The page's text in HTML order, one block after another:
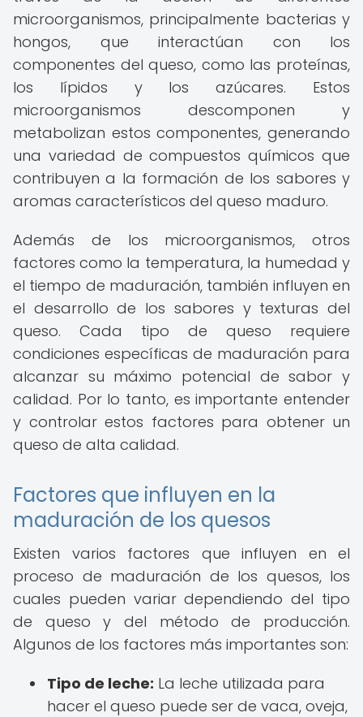
microorganismos, principalmente bacterias y
hongos, que interactúan con los
componentes del queso, como las proteínas,
los lípidos y los azúcares. Estos
microorganismos descomponen y
metabolizan estos componentes, generando
una variedad de compuestos químicos que
contribuyen a la formación de los sabores y
aromas característicos del queso maduro.
Además de los microorganismos, otros
factores como la temperatura, la humedad y
el tiempo de maduración, también influyen en
el desarrollo de los sabores y texturas del
queso. Cada tipo de queso requiere
condiciones específicas de maduración para
alcanzar su máximo potencial de sabor y
calidad. Por lo tanto, es importante entender
y controlar estos factores para obtener un
queso de alta calidad.
Factores que influyen en la
maduración de los quesos
Existen varios factores que influyen en el
proceso de maduración de los quesos, los
cuales pueden variar dependiendo del tipo
de queso y del método de producción.
Algunos de los factores más importantes son:
Tipo de leche: La leche utilizada para
hacer el queso puede ser de vaca, oveja,